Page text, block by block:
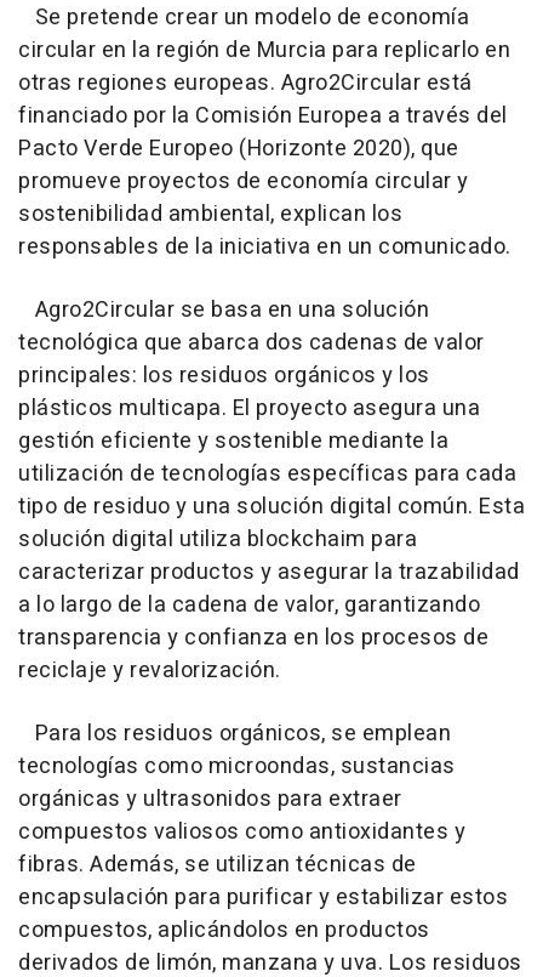
Se pretende crear un modelo de economía
circular en la región de Murcia para replicarlo en
otras regiones europeas. Agro2Circular está
financiado por la Comisión Europea a través del
Pacto Verde Europeo (Horizonte 2020), que
promueve proyectos de economía circular y
sostenibilidad ambiental, explican los
responsables de la iniciativa en un comunicado.
Agro2Circular se basa en una solución
tecnológica que abarca dos cadenas de valor
principales: los residuos orgánicos y los
plásticos multicapa. El proyecto asegura una
gestión eficiente y sostenible mediante la
utilización de tecnologías específicas para cada
tipo de residuo y una solución digital común. Esta
solución digital utiliza blockchaim para
caracterizar productos y asegurar la trazabilidad
a lo largo de la cadena de valor, garantizando
transparencia y confianza en los procesos de
reciclaje y revalorización.
Para los residuos orgánicos, se emplean
tecnologías como microondas, sustancias
orgánicas y ultrasonidos para extraer
compuestos valiosos como antioxidantes y
fibras. Además, se utilizan técnicas de
encapsulación para purificar y estabilizar estos
compuestos, aplicándolos en productos
derivados de limón, manzana y uva. Los residuos